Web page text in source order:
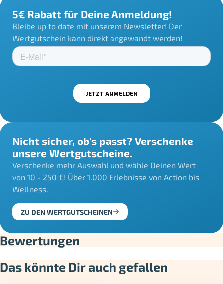
5€ Rabatt für Deine Anmeldung!
Bleibe up to date mit unserem Newsletter! Der
Wertgutschein kann direkt angewandt werden!
Nicht sicher, ob's passt? Verschenke
unsere Wertgutscheine.
Verschenke mehr Auswahl und wähle Deinen Wert
von 10 - 250 €! Über 1.000 Erlebnisse von Action bis
Wellness.
ZU DEN WERTGUTSCHEINEN
Bewertungen
Das könnte Dir auch gefallen